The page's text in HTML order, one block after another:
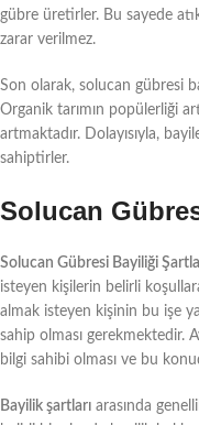
gübre üretirler. Bu sayede
zarar verilmez.
Son olarak, solucan gübresi
Organik tarımın popülerliği
artmaktadır. Dolayısıyla,
sahiptirler.
Solucan
Solucan Gübresi Bayiliği
isteyen kişilerin belirli
almak isteyen kişinin bu işe
sahip olması gerekmektedir.
bilgi sahibi olması ve bu
Bayilik şartları arasında